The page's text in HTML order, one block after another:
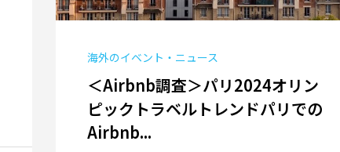
海外のイベント・ニュース
＜Airbnb調査＞パリ2024オリン
ピックトラベルトレンドパリでの
Airbnb...